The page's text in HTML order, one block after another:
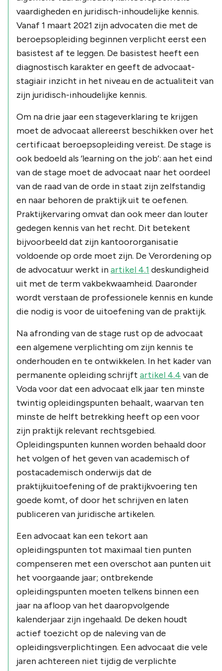
vaardigheden en juridisch-inhoudelijke kennis.
Vanaf 1 maart 2021 zijn advocaten die met de
beroepsopleiding beginnen verplicht eerst een
basistest af te leggen. De basistest heeft een
diagnostisch karakter en geeft de advocaat-
stagiair inzicht in het niveau en de actualiteit van
zijn juridisch-inhoudelijke kennis.
Om na drie jaar een stageverklaring te krijgen
moet de advocaat allereerst beschikken over het
certificaat beroepsopleiding vereist. De stage is
ook bedoeld als ‘learning on the job’: aan het eind
van de stage moet de advocaat naar het oordeel
van de raad van de orde in staat zijn zelfstandig
en naar behoren de praktijk uit te oefenen.
Praktijkervaring omvat dan ook meer dan louter
gedegen kennis van het recht. Dit betekent
bijvoorbeeld dat zijn kantoororganisatie
voldoende op orde moet zijn. De Verordening op
de advocatuur werkt inartikel 4.1 deskundigheid
uit met de term vakbekwaamheid. Daaronder
wordt verstaan de professionele kennis en kunde
die nodig is voor de uitoefening van de praktijk.
Na afronding van de stage rust op de advocaat
een algemene verplichting om zijn kennis te
onderhouden en te ontwikkelen. In het kader van
permanente opleiding schrijft artikel 4.4 van de
Voda voor dat een advocaat elk jaar ten minste
twintig opleidingspunten behaalt, waarvan ten
minste de helft betrekking heeft op een voor
zijn praktijk relevant rechtsgebied.
Opleidingspunten kunnen worden behaald door
het volgen of het geven van academisch of
postacademisch onderwijs dat de
praktijkuitoefening of de praktijkvoering ten
goede komt, of door het schrijven en laten
publiceren van juridische artikelen.
Een advocaat kan een tekort aan
opleidingspunten tot maximaal tien punten
compenseren met een overschot aan punten uit
het voorgaande jaar; ontbrekende
opleidingspunten moeten telkens binnen een
jaar na afloop van het daaropvolgende
kalenderjaar zijn ingehaald. De deken houdt
actief toezicht op de naleving van de
opleidingsverplichtingen. Een advocaat die vele
jaren achtereen niet tijdig de verplichte